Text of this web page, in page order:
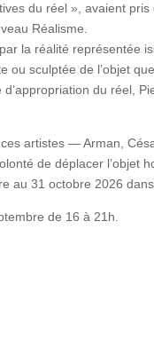
du réel », avaient
Réalisme.
la réalité représentée
sculptée de l’objet
du réel,
artistes — Arman,
de déplacer l’objet
au 31 octobre 2026
de 16 à 21h.